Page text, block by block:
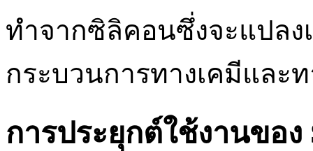
ทำจากซิลิคอนซึ่งจะแปล
กระบวนการทางเคมีและ
การประยุกต์ใช้งานของ